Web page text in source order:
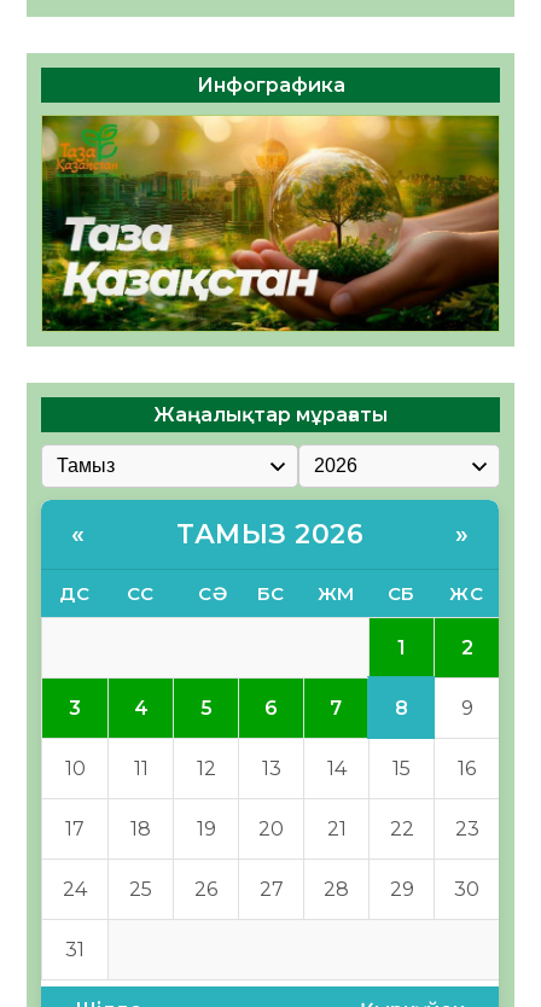
Инфографика
Жаңалықтар мұрағаты
« ТАМЫЗ 2026 »
ДС СС СӘ БС ЖМ СБ ЖС
1 2
3 4 5 6 7 8 9
10 11 12 13 14 15 16
17 18 19 20 21 22 23
24 25 26 27 28 29 30
31